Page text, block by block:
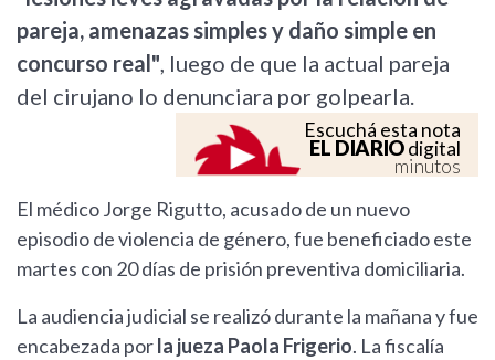
pareja, amenazas simples y daño simple en
concurso real", luego de que la actual pareja
del cirujano lo denunciara por golpearla.
Escuchá esta nota
EL DIARIOdigital
minutos
El médico Jorge Rigutto, acusado de un nuevo
episodio de violencia de género, fue beneficiado este
martes con 20 días de prisión preventiva domiciliaria.
La audiencia judicial se realizó durante la mañana y fue
encabezada porla jueza Paola Frigerio. La fiscalía